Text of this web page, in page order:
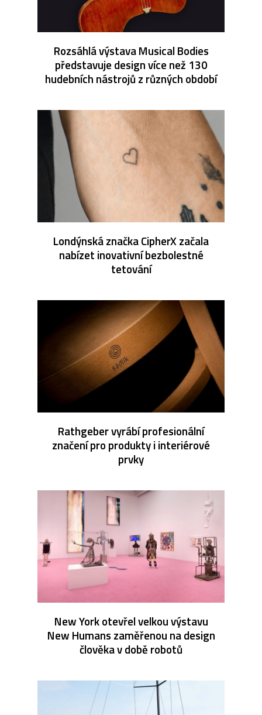
Rozsáhlá výstava Musical Bodies
představuje design více než 130
hudebních nástrojů z různých období
Londýnská značka CipherX začala
nabízet inovativní bezbolestné
tetování
Rathgeber vyrábí profesionální
značení pro produkty i interiérové
prvky
New York otevřel velkou výstavu
New Humans zaměřenou na design
člověka v době robotů